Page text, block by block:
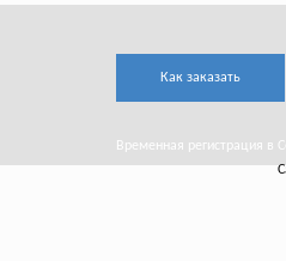
Как заказать
Временная регистрация в